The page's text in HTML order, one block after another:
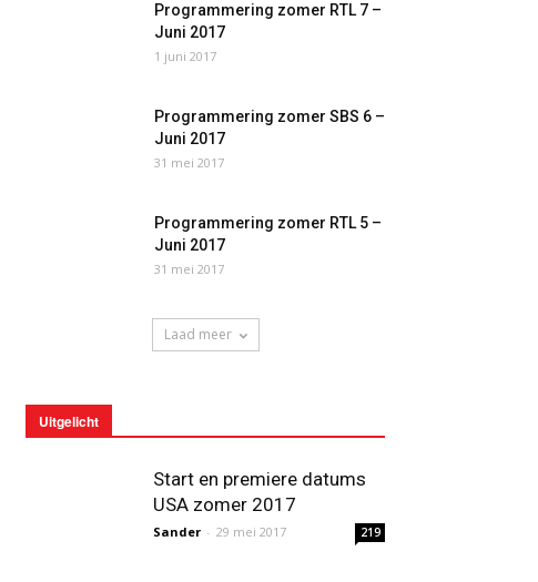
Programmering zomer RTL 7 –
Juni 2017
1 juni 2017
Programmering zomer SBS 6 –
Juni 2017
31 mei 2017
Programmering zomer RTL 5 –
Juni 2017
31 mei 2017
Laad meer
Uitgelicht
Start en premiere datums
USA zomer 2017
Sander - 29 mei 2017 219